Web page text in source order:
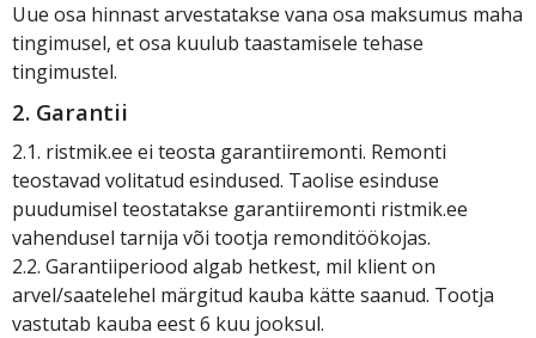
Uue osa hinnast arvestatakse vana osa maksumus maha
tingimusel, et osa kuulub taastamisele tehase
tingimustel.
2. Garantii
2.1. ristmik.ee ei teosta garantiiremonti. Remonti
teostavad volitatud esindused. Taolise esinduse
puudumisel teostatakse garantiiremonti ristmik.ee
vahendusel tarnija või tootja remonditöökojas.
2.2. Garantiiperiood algab hetkest, mil klient on
arvel/saatelehel märgitud kauba kätte saanud. Tootja
vastutab kauba eest 6 kuu jooksul.